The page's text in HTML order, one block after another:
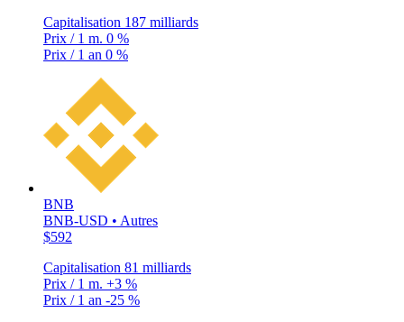
Capitalisation 187 milliards
Prix / 1 m. 0 %
Prix / 1 an 0 %
BNB
BNB-USD • Autres
$592
Capitalisation 81 milliards
Prix / 1 m. +3 %
Prix / 1 an -25 %